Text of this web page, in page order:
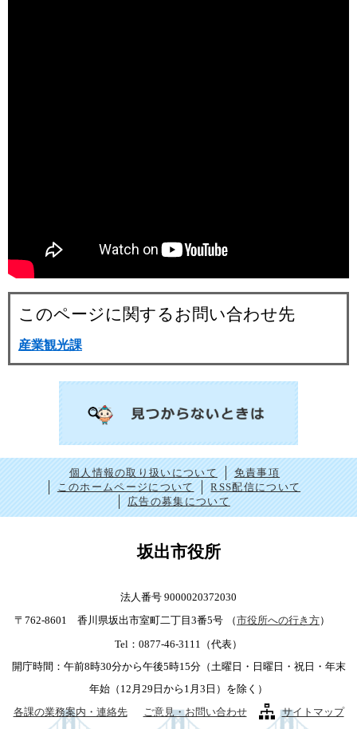
このページに関するお問い合わせ先
産業観光課
個人情報の取り扱いについて
免責事項
このホームページについて
RSS配信について
広告の募集について
坂出市役所
法人番号 9000020372030
〒762-8601 香川県坂出市室町二丁目3番5号
（市役所への行き方）
Tel：0877-46-3111（代表）
開庁時間：午前8時30分から午後5時15分（土曜日・日曜日・祝日・年末
年始（12月29日から1月3日）を除く）
各課の業務案内・連絡先
ご意見・お問い合わせ サイトマップ